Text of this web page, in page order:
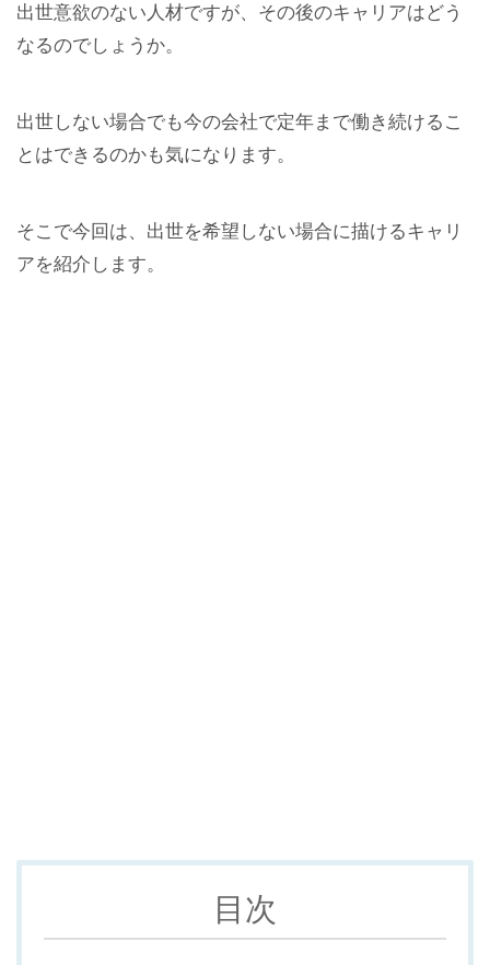
出世意欲のない人材ですが、その後のキャリアはどう
なるのでしょうか。
出世しない場合でも今の会社で定年まで働き続けるこ
とはできるのかも気になります。
そこで今回は、出世を希望しない場合に描けるキャリ
アを紹介します。
目次